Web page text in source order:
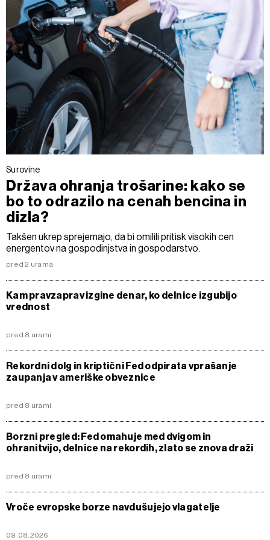
Surovine
Država ohranja trošarine: kako se
bo to odrazilo na cenah bencina in
dizla?
Takšen ukrep sprejemajo, da bi omilili pritisk visokih cen
energentov na gospodinjstva in gospodarstvo.
pred 2 urama
Kam pravzaprav izgine denar, ko delnice izgubijo
vrednost
pred 8 urami
Rekordni dolg in kriptični Fed odpirata vprašanje
zaupanja v ameriške obveznice
pred 8 urami
Borzni pregled: Fed omahuje med dvigom in
ohranitvijo, delnice na rekordih, zlato se znova draži
pred 8 urami
Vroče evropske borze navdušujejo vlagatelje
09.08.2026